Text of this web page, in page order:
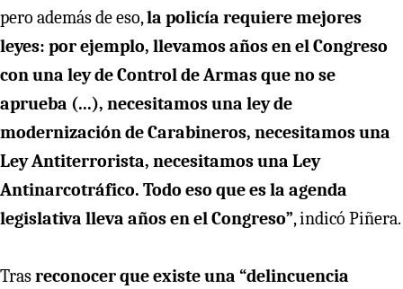
pero además de eso,la policía requiere mejores
leyes: por ejemplo, llevamos años en el Congreso
con una ley de Control de Armas que no se
aprueba (...), necesitamos una ley de
modernización de Carabineros, necesitamos una
Ley Antiterrorista, necesitamos una Ley
Antinarcotráfico. Todo eso que es la agenda
legislativa lleva años en el Congreso”, indicó Piñera.
Trasreconocer que existe una “delincuencia